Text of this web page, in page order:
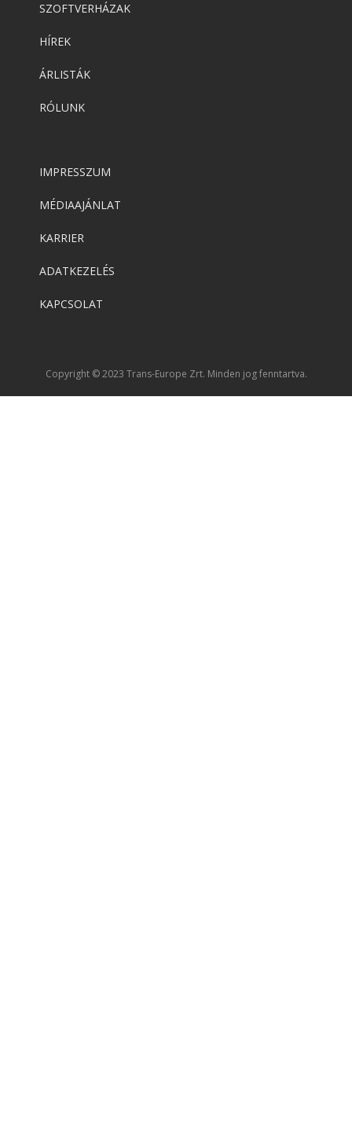
SZOFTVERHÁZAK
HÍREK
ÁRLISTÁK
RÓLUNK
IMPRESSZUM
MÉDIAAJÁNLAT
KARRIER
ADATKEZELÉS
KAPCSOLAT
Copyright © 2023 Trans-Europe Zrt. Minden jog fenntartva.